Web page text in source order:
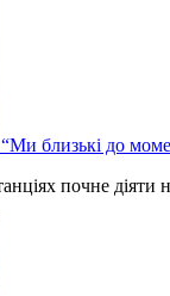
“Ми близькі до
почне